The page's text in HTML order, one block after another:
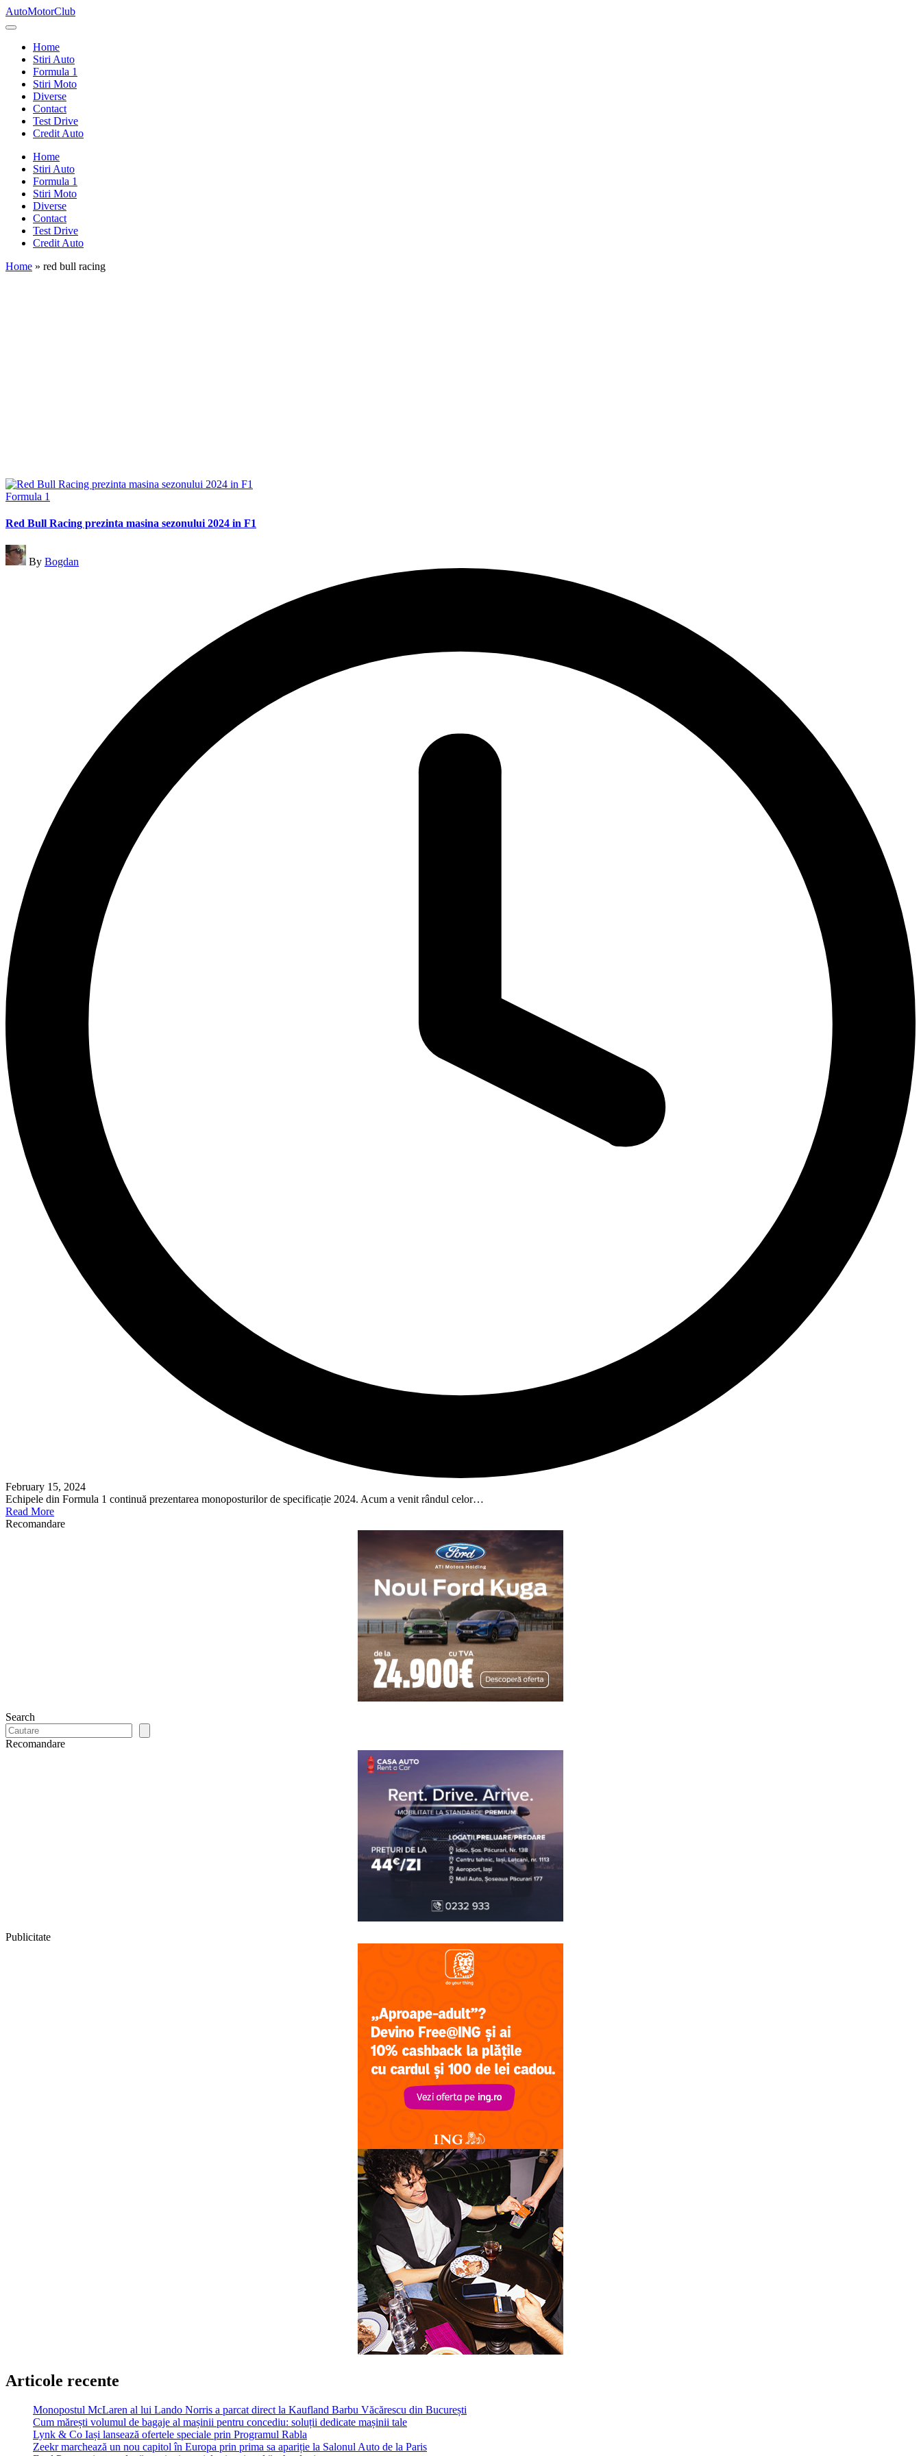
Skip
to
AutoMotorClub
Totul
masini
pasionatii
masini
Home
Stiri Auto
Formula 1
Stiri Moto
Diverse
Contact
Test Drive
Credit Auto
Home
Stiri Auto
Formula 1
Stiri Moto
Diverse
Contact
Test Drive
Credit Auto
Home » red bull racing
Posted
Formula 1
Red Bull Racing prezinta masina sezonului 2024 in F1
Posted
by
By Bogdan
February 15, 2024
Echipele din Formula 1 continuă prezentarea monoposturilor de specificație 2024. Acum a venit rândul celor…
Read More
Recomandare
Search
Recomandare
Publicitate
Articole recente
Monopostul McLaren al lui Lando Norris a parcat direct la Kaufland Barbu Văcărescu din București
Cum mărești volumul de bagaje al mașinii pentru concediu: soluții dedicate mașinii tale
Lynk & Co Iași lansează ofertele speciale prin Programul Rabla
Zeekr marchează un nou capitol în Europa prin prima sa apariție la Salonul Auto de la Paris